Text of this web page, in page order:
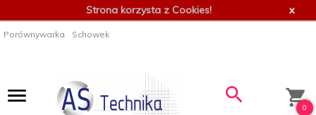
Strona korzysta z Cookies! x
Porównywarka Schowek
0